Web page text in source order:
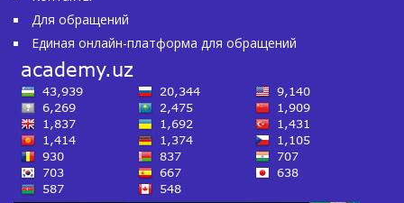
Для обращений
Единая онлайн-платформа для обращений